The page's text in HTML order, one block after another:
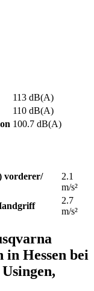
113 dB(A)
110 dB(A)
100.7 dB(A)
vorderer/
2.1
m/s²
2.7
m/s²
Hessen bei